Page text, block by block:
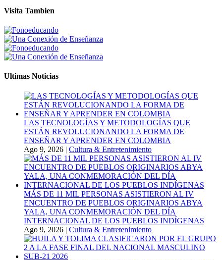
Visita Tambien
Ultimas Noticias
LAS TECNOLOGÍAS Y METODOLOGÍAS QUE
ESTÁN REVOLUCIONANDO LA FORMA DE
ENSEÑAR Y APRENDER EN COLOMBIA
Ago 9, 2026 | Cultura & Entretenimiento
MÁS DE 11 MIL PERSONAS ASISTIERON AL IV
ENCUENTRO DE PUEBLOS ORIGINARIOS ABYA
YALA, UNA CONMEMORACIÓN DEL DÍA
INTERNACIONAL DE LOS PUEBLOS INDÍGENAS
Ago 9, 2026 | Cultura & Entretenimiento